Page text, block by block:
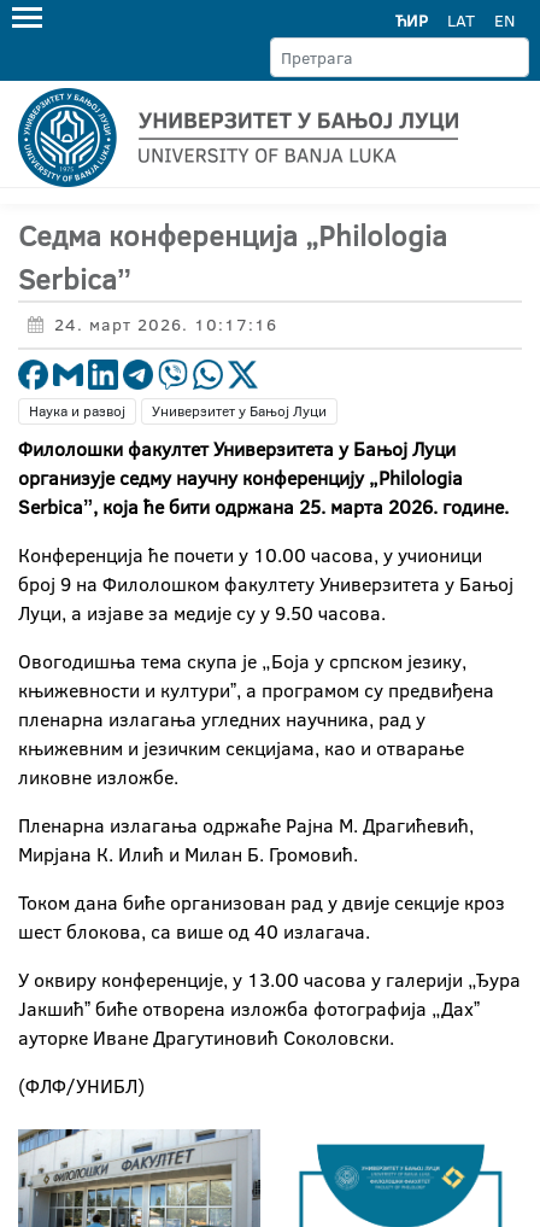
ЋИР LAT EN
Седма конференција „Philologia
Serbicaˮ
24. март 2026. 10:17:16
Наука и развој Универзитет у Бањој Луци
Филолошки факултет Универзитета у Бањој Луци
организује седму научну конференцију „Philologia
Serbicaˮ, која ће бити одржана 25. марта 2026. године.
Конференцијa ће почети у 10.00 часова, у учионици
број 9 на Филолошком факултету Универзитета у Бањој
Луци, а изјаве за медије су у 9.50 часова.
Овогодишња тема скупа је „Боја у српском језику,
књижевности и културиˮ, а програмом су предвиђена
пленарна излагања угледних научника, рад у
књижевним и језичким секцијама, као и отварање
ликовне изложбе.
Пленарна излагања одржаће Рајна М. Драгићевић,
Мирјана К. Илић и Милан Б. Громовић.
Током дана биће организован рад у двије секције кроз
шест блокова, са више од 40 излагача.
У оквиру конференције, у 13.00 часова у галерији „Ђура
Јакшићˮ биће отворена изложба фотографија „Дахˮ
ауторке Иване Драгутиновић Соколовски.
(ФЛФ/УНИБЛ)